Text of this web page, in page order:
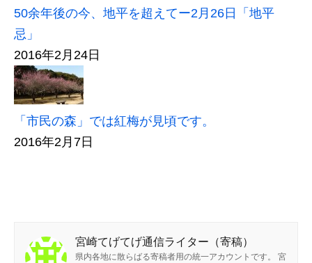
50余年後の今、地平を超えてー2月26日「地平
忌」
2016年2月24日
「市民の森」では紅梅が見頃です。
2016年2月7日
宮崎てげてげ通信ライター（寄稿）
県内各地に散らばる寄稿者用の統一アカウントです。 宮